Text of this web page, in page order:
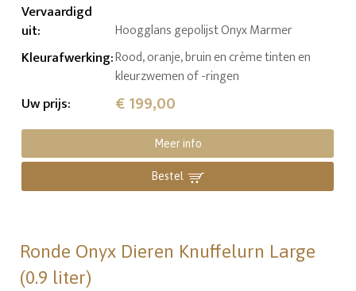
Vervaardigd
uit: Hoogglans gepolijst Onyx Marmer
Kleurafwerking:Rood, oranje, bruin en crème tinten en
kleurzwemen of -ringen
Uw prijs: € 199,00
Meer info
Bestel
Ronde Onyx Dieren Knuffelurn Large
(0.9 liter)